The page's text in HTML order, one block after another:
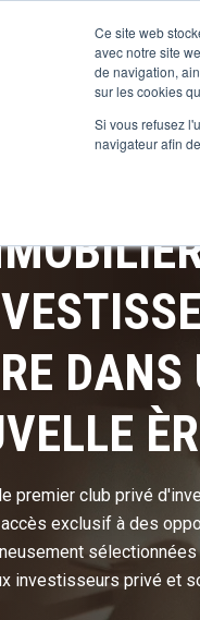
Ce site web
avec notre site
de navigation,
sur les cookies
Si vous refusez
navigateur afin
DANS
premier club privé
exclusif à des
investisseurs privé et